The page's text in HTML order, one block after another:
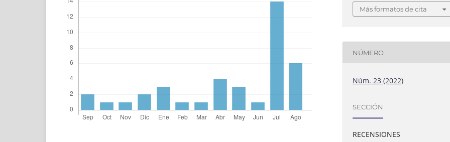
Más formatos de cita
NÚMERO
Núm. 23 (2022)
SECCIÓN
RECENSIONES